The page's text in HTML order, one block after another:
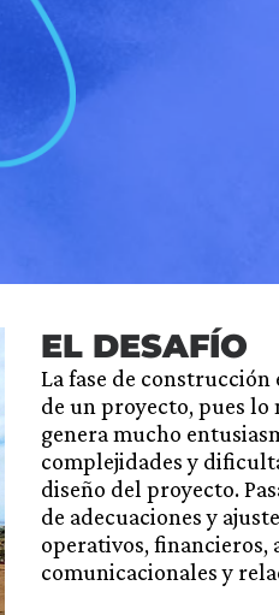
EL DESAFÍO
La fase de
de un proyecto, pues lo
genera mucho
complejidades y
diseño del proyecto.
de adecuaciones y
operativos, financieros,
comunicacionales y